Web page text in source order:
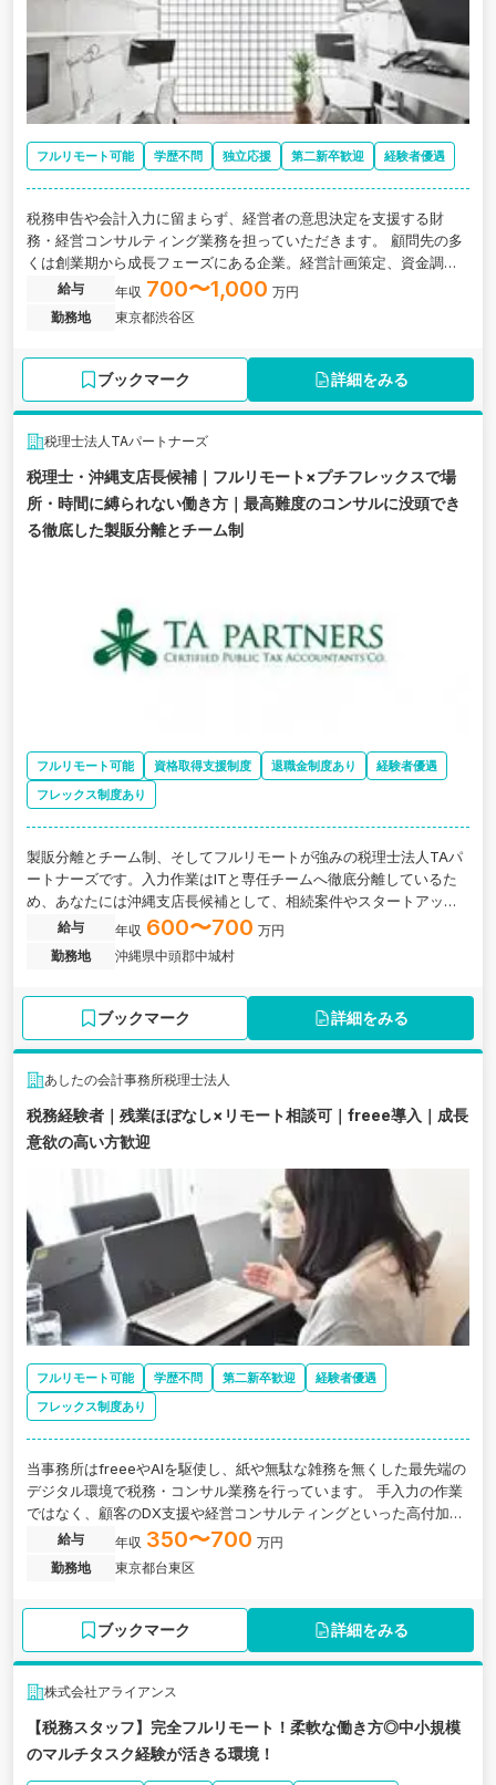
フルリモート可能 学歴不問 独立応援 第二新卒歓迎 経験者優遇
税務申告や会計入力に留まらず、経営者の意思決定を支援する財
務・経営コンサルティング業務を担っていただきます。 顧問先の多
くは創業期から成長フェーズにある企業。経営計画策定、資金調達
支援、キャッシュフロー改善、財務戦略立案など、経営の中枢に関
わる業務に携わることが可能です。 週3リモート・フルフレックス
の柔軟な働き方を実現しながら、税務の枠を超えた高付加価値サー
給与 年収 700〜1,000 万円
勤務地
東京都渋谷区
ブックマーク 詳細をみる
税理士法人TAパートナーズ
税理士・沖縄支店長候補｜フルリモート×プチフレックスで場
所・時間に縛られない働き方｜最高難度のコンサルに没頭でき
る徹底した製販分離とチーム制
フルリモート可能 資格取得支援制度 退職金制度あり
経験者優遇
フレックス制度あり
製販分離とチーム制、そしてフルリモートが強みの税理士法人TAパ
ートナーズです。入力作業はITと専任チームへ徹底分離しているた
め、あなたには沖縄支店長候補として、相続案件やスタートアップ
支援、経営コンサルなどの業務をおまかせします。事務作業はITと
専任チームが担当するため、全員で支え合うチーム体制のもと、税
理士本来の知的な付加価値業務に没頭できます。
給与 年収 600〜700 万円
勤務地
沖縄県中頭郡中城村
ブックマーク 詳細をみる
あしたの会計事務所税理士法人
税務経験者｜残業ほぼなし×リモート相談可｜freee導入｜成長
意欲の高い方歓迎
フルリモート可能 学歴不問 第二新卒歓迎
経験者優遇
フレックス制度あり
当事務所はfreeeやAIを駆使し、紙や無駄な雑務を無くした最先端の
デジタル環境で税務・コンサル業務を行っています。 手入力の作業
ではなく、顧客のDX支援や経営コンサルティングといった高付加価
値な業務をお任せします。
給与 年収 350〜700 万円
勤務地
東京都台東区
ブックマーク 詳細をみる
株式会社アライアンス
【税務スタッフ】完全フルリモート！柔軟な働き方◎中小規模
のマルチタスク経験が活きる環境！